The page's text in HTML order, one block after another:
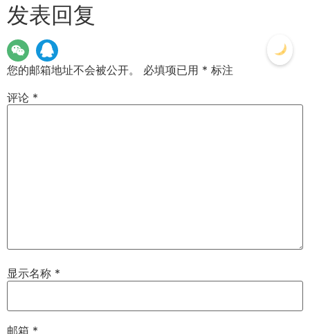
发表回复
您的邮箱地址不会被公开。 必填项已用 * 标注
评论 *
显示名称 *
邮箱 *